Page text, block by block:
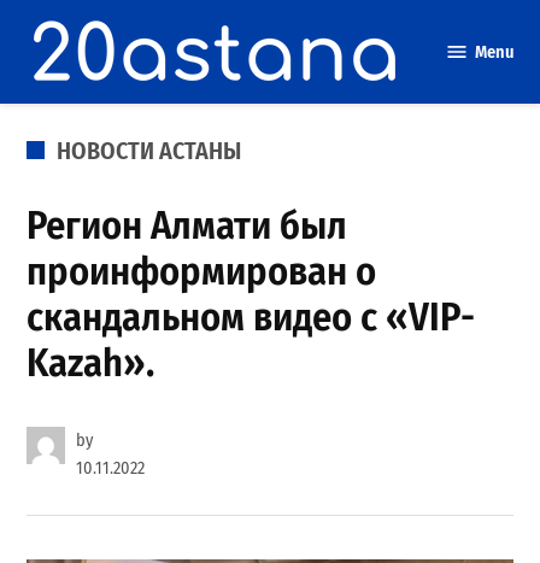
content
Menu
POSTED
НОВОСТИ АСТАНЫ
Регион Алмати был
проинформирован о
скандальном видео с «VIP-
Kazah».
by
10.11.2022